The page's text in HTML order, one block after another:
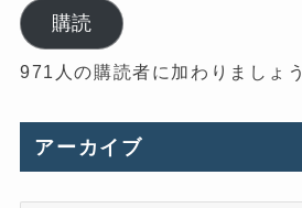
ル
ア
ド
ス
購読
971人の購読者に加わりましょう
アーカイブ